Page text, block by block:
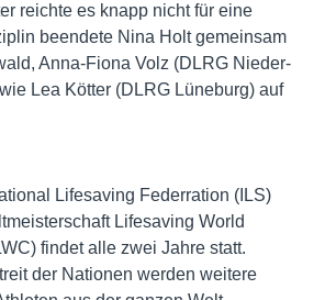
reichte es knapp nicht für eine
beendete Nina Holt gemeinsam
Anna-Fiona Volz (DLRG Nieder-
Lea Kötter (DLRG Lüneburg) auf
Lifesaving Federration (ILS)
Lifesaving World
findet alle zwei Jahre statt.
der Nationen werden weitere